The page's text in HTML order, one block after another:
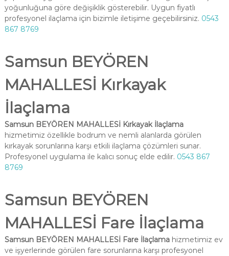
yoğunluğuna göre değişiklik gösterebilir. Uygun fiyatlı
profesyonel ilaçlama için bizimle iletişime geçebilirsiniz. 0543
867 8769
Samsun BEYÖREN
MAHALLESİ Kırkayak
İlaçlama
Samsun BEYÖREN MAHALLESİ Kırkayak İlaçlama
hizmetimiz özellikle bodrum ve nemli alanlarda görülen
kırkayak sorunlarına karşı etkili ilaçlama çözümleri sunar.
Profesyonel uygulama ile kalıcı sonuç elde edilir. 0543 867
8769
Samsun BEYÖREN
MAHALLESİ Fare İlaçlama
Samsun BEYÖREN MAHALLESİ Fare İlaçlamahizmetimiz ev
ve işyerlerinde görülen fare sorunlarına karşı profesyonel